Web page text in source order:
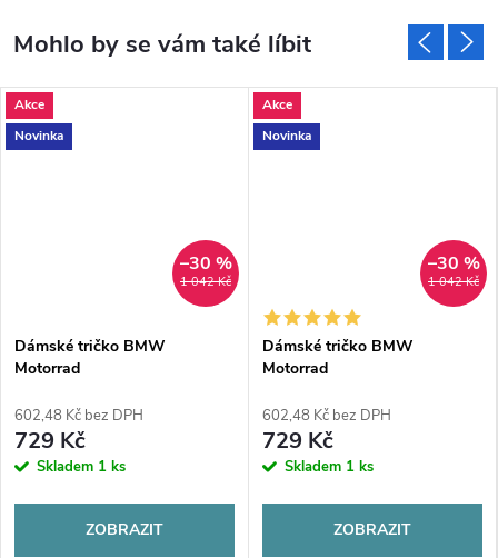
Akce
Novinka
1 042 Kč
–30 %
Dámské tričko BMW
Motorrad
602,48 Kč bez DPH
729 Kč
Skladem 1 ks
ZOBRAZIT
Akce
Novinka
1 042 Kč
–30 %
Dámské tričko BMW
Motorrad
602,48 Kč bez DPH
729 Kč
Skladem 1 ks
ZOBRAZIT